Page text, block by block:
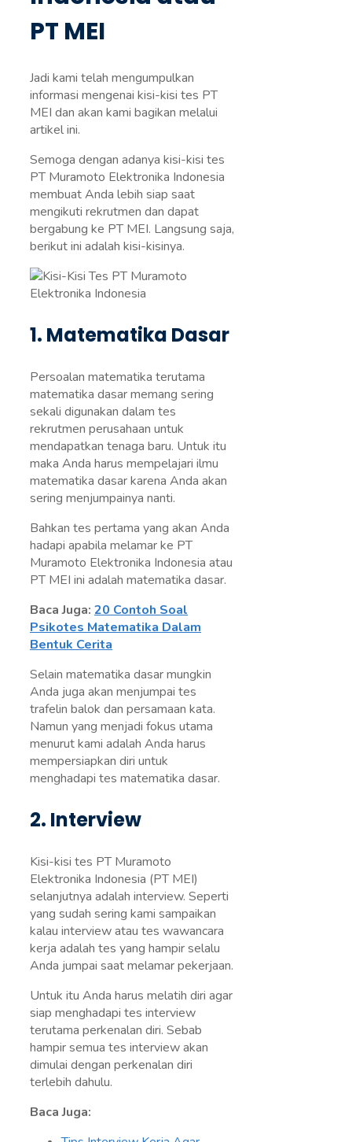
PT MEI
Jadi kami telah mengumpulkan
informasi mengenai kisi-kisi tes PT
MEI dan akan kami bagikan melalui
artikel ini.
Semoga dengan adanya kisi-kisi tes
PT Muramoto Elektronika Indonesia
membuat Anda lebih siap saat
mengikuti rekrutmen dan dapat
bergabung ke PT MEI. Langsung saja,
berikut ini adalah kisi-kisinya.
1. Matematika Dasar
Persoalan matematika terutama
matematika dasar memang sering
sekali digunakan dalam tes
rekrutmen perusahaan untuk
mendapatkan tenaga baru. Untuk itu
maka Anda harus mempelajari ilmu
matematika dasar karena Anda akan
sering menjumpainya nanti.
Bahkan tes pertama yang akan Anda
hadapi apabila melamar ke PT
Muramoto Elektronika Indonesia atau
PT MEI ini adalah matematika dasar.
Baca Juga: 20 Contoh Soal
Psikotes Matematika Dalam
Bentuk Cerita
Selain matematika dasar mungkin
Anda juga akan menjumpai tes
trafelin balok dan persamaan kata.
Namun yang menjadi fokus utama
menurut kami adalah Anda harus
mempersiapkan diri untuk
menghadapi tes matematika dasar.
2. Interview
Kisi-kisi tes PT Muramoto
Elektronika Indonesia (PT MEI)
selanjutnya adalah interview. Seperti
yang sudah sering kami sampaikan
kalau interview atau tes wawancara
kerja adalah tes yang hampir selalu
Anda jumpai saat melamar pekerjaan.
Untuk itu Anda harus melatih diri agar
siap menghadapi tes interview
terutama perkenalan diri. Sebab
hampir semua tes interview akan
dimulai dengan perkenalan diri
terlebih dahulu.
Baca Juga: